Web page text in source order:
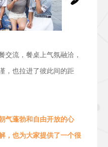
交流， 餐桌上气氛融洽，
，也拉进了彼此间的距
气蓬勃和 自由开放的心
，也为大家提供了一个很